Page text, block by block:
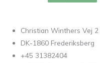
Christian Winthers Vej 2
DK-1860 Frederiksberg
+45 31382404